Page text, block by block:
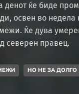
денот ќе биде
освен во недела
Ќе дува
северен правец.
НО НЕ ЗА ДОЛГО